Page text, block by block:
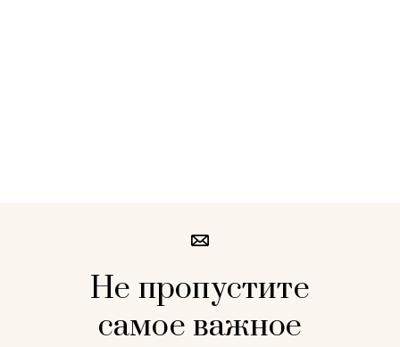
Не пропустите
самое важное